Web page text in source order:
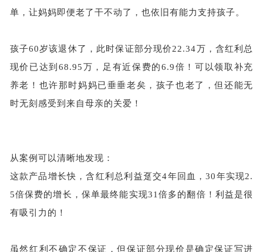
单，让妈妈即便老了干不动了，也依旧有能力支持孩子。
孩子60岁该退休了，此时保证部分现价22.34万，含红利总
现价已达到68.95万，足有近保费的6.9倍！可以领取补充
养老！也许那时妈妈已垂垂老矣，孩子也老了，但还能无
时无刻感受到来自母亲的关爱！
从案例可以清晰地发现：
这款产品增长快，含红利总利益趸交4年回血，30年实现2.
5倍保费的增长，保单最终能实现31倍多的翻倍！利益是很
有吸引力的！
虽然红利不确定不保证，但保证部分现价是确定保证写进